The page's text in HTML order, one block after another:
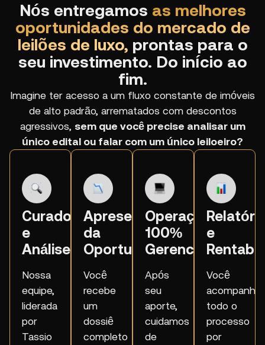
Nós entregamos as melhores
oportunidades do mercado de
leilões de luxo, prontas para o
seu investimento. Do início ao
fim.
Imagine ter acesso a um fluxo constante de imóveis
de alto padrão, arrematados com descontos
agressivos, sem que você precise analisar um
único edital ou falar com um único leiloeiro?
Curadoria
e
Análise:
Nossa
equipe,
liderada
por
Tassio
Apresentação
da
Oportunidade:
Você
recebe
um
dossiê
completo
Operação
100%
Gerenciada:
Após
seu
aporte,
cuidamos
de
e
Você
acompanha
todo o
processo
por